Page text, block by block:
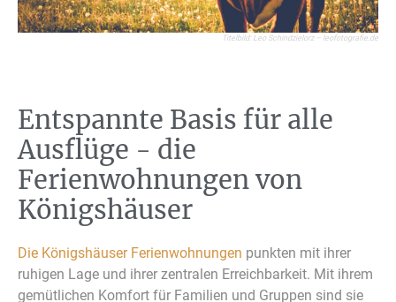
Titelbild: Leo Schindzielorz – leofotografie.de
Entspannte Basis für alle
Ausflüge - die
Ferienwohnungen von
Königshäuser
Die Königshäuser Ferienwohnungen punkten mit ihrer
ruhigen Lage und ihrer zentralen Erreichbarkeit. Mit ihrem
gemütlichen Komfort für Familien und Gruppen sind sie